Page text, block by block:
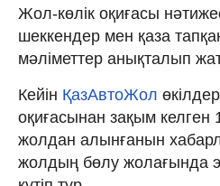
Жол-көлік оқиғасы
шеккендер мен қаза
мәліметтер анықталып
Кейін ҚазАвтоЖол
оқиғасынан зақым келген
жолдан алынғанын
жолдың бөлу жолағында